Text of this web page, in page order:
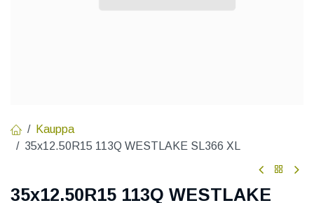
Kauppa
35x12.50R15 113Q WESTLAKE SL366 XL
35x12.50R15 113Q WESTLAKE